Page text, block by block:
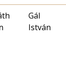
Gál
István